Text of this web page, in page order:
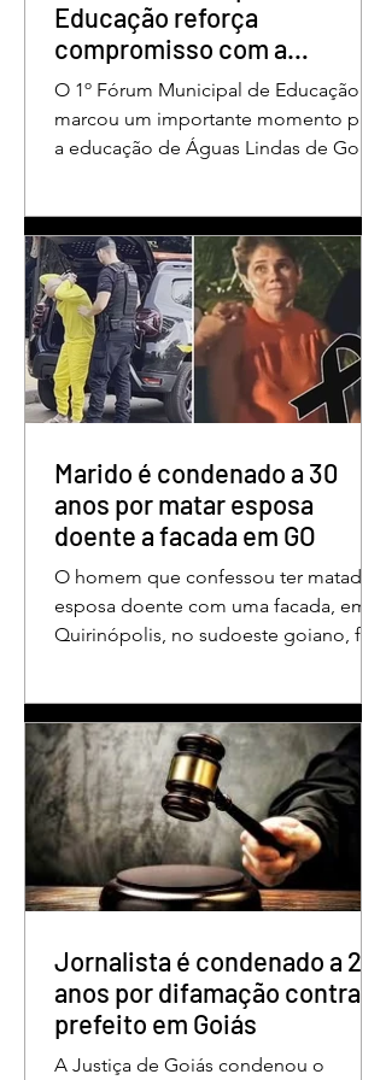
Educação reforça
compromisso com a
valorização dos educadores
em Águas Lindas
O 1º Fórum Municipal de Educação
marcou um importante momento para
a educação de Águas Lindas de Goiás,
para promover conhecimento,
reflexão, troca de experiências e
valorização daqueles que exercem um
papel fundamental na formação das
futuras gerações. Durante o evento, o
secretário municipal de Educação,
Denildson Oliveira, destacou que o
aos educadores muito mais do que
Marido é condenado a 30
anos por matar esposa
doente a facada em GO
O homem que confessou ter matado a
esposa doente com uma facada, em
Quirinópolis, no sudoeste goiano, foi
em outubro de 2025, na casa do casal.
À época, Cléria Rosa de Moraes se
recuperava de um Acidente Vascular
Cerebral (AVC) e estava em condição
de fragilidade física. De acordo com o
processo, Cléria foi morta com um
único golpe de faca no pescoço,
repousando, desferido pelo
Jornalista é condenado a 2
anos por difamação contra
prefeito em Goiás
A Justiça de Goiás condenou o